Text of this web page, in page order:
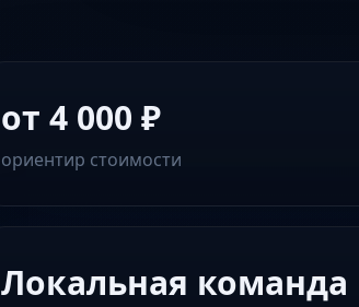
от 4 000 ₽
ориентир стоимости
Локальная команда